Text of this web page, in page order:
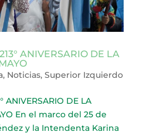
ANIVERSARIO DE LA
, Noticias, Superior Izquierdo
ANIVERSARIO DE LA
En el marco del 25 de
y la Intendenta Karina